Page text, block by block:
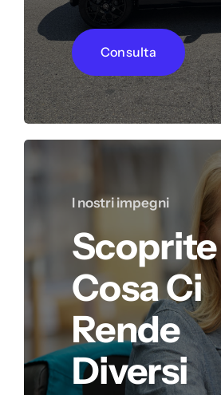
Consulta
I nostri impegni
Scoprite
Cosa Ci
Rende
Diversi